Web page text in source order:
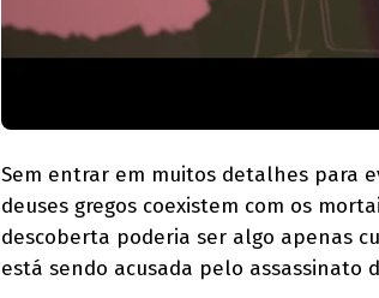
Sem entrar em muitos detalhes para
deuses gregos coexistem com os
descoberta poderia ser algo apenas
está sendo acusada pelo assassinato